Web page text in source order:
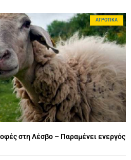
ΑΓΡΟΤΙΚΆ
στη Λέσβο – Παραμένει ενεργός